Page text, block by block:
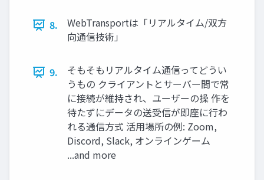
8.
WebTransportは「リアルタイム/双方
向通信技術」
9.
そもそもリアルタイム通信ってどうい
うもの クライアントとサーバー間で常
に接続が維持され、ユーザーの操 作を
待たずにデータの送受信が即座に行わ
れる通信方式 活用場所の例: Zoom,
Discord, Slack, オンラインゲーム
...and more